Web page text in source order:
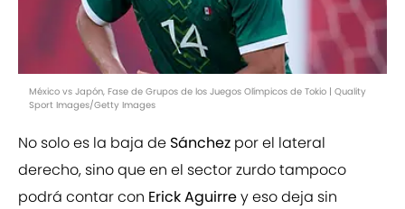
México vs Japón, Fase de Grupos de los Juegos Olímpicos de Tokio | Quality
Sport Images/Getty Images
No solo es la baja de Sánchez por el lateral
derecho, sino que en el sector zurdo tampoco
podrá contar con Erick Aguirrey eso deja sin